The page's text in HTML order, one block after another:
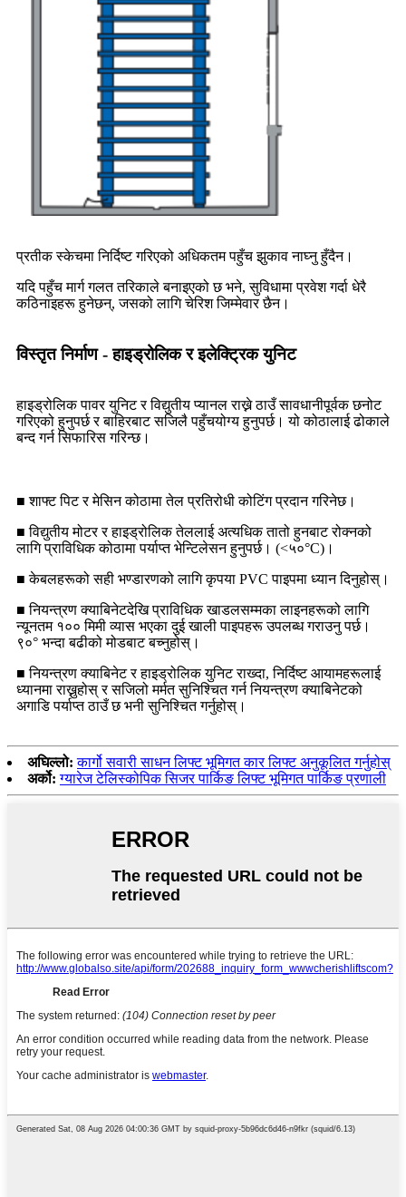
प्रतीक स्केचमा निर्दिष्ट गरिएको अधिकतम पहुँच झुकाव नाघ्नु हुँदैन।
यदि पहुँच मार्ग गलत तरिकाले बनाइएको छ भने, सुविधामा प्रवेश गर्दा धेरै
कठिनाइहरू हुनेछन्, जसको लागि चेरिश जिम्मेवार छैन।
विस्तृत निर्माण - हाइड्रोलिक र इलेक्ट्रिक युनिट
हाइड्रोलिक पावर युनिट र विद्युतीय प्यानल राख्ने ठाउँ सावधानीपूर्वक छनोट
गरिएको हुनुपर्छ र बाहिरबाट सजिलै पहुँचयोग्य हुनुपर्छ। यो कोठालाई ढोकाले
बन्द गर्न सिफारिस गरिन्छ।
■ शाफ्ट पिट र मेसिन कोठामा तेल प्रतिरोधी कोटिंग प्रदान गरिनेछ।
■ विद्युतीय मोटर र हाइड्रोलिक तेललाई अत्यधिक तातो हुनबाट रोक्नको
लागि प्राविधिक कोठामा पर्याप्त भेन्टिलेसन हुनुपर्छ। (<५०°C)।
■ केबलहरूको सही भण्डारणको लागि कृपया PVC पाइपमा ध्यान दिनुहोस्।
■ नियन्त्रण क्याबिनेटदेखि प्राविधिक खाडलसम्मका लाइनहरूको लागि
न्यूनतम १०० मिमी व्यास भएका दुई खाली पाइपहरू उपलब्ध गराउनु पर्छ।
९०° भन्दा बढीको मोडबाट बच्नुहोस्।
■ नियन्त्रण क्याबिनेट र हाइड्रोलिक युनिट राख्दा, निर्दिष्ट आयामहरूलाई
ध्यानमा राख्नुहोस् र सजिलो मर्मत सुनिश्चित गर्न नियन्त्रण क्याबिनेटको
अगाडि पर्याप्त ठाउँ छ भनी सुनिश्चित गर्नुहोस्।
अघिल्लो: कार्गो सवारी साधन लिफ्ट भूमिगत कार लिफ्ट अनुकूलित गर्नुहोस्
अर्को: ग्यारेज टेलिस्कोपिक सिजर पार्किङ लिफ्ट भूमिगत पार्किङ प्रणाली